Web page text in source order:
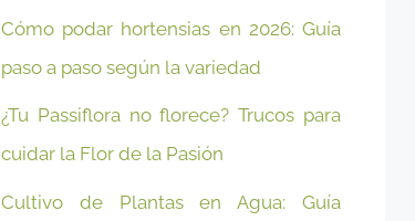
Cómo podar hortensias en 2026: Guía
paso a paso según la variedad
¿Tu Passiflora no florece? Trucos para
cuidar la Flor de la Pasión
Cultivo de Plantas en Agua: Guía